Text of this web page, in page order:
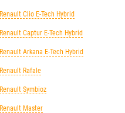
Renault Clio E-Tech Hybrid
Renault Captur E-Tech Hybrid
Renault Arkana E-Tech Hybrid
Renault Rafale
Renault Symbioz
Renault Master